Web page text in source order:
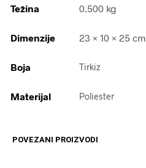
Težina 0.500 kg
Dimenzije 23 × 10 × 25 cm
Boja Tirkiz
Materijal Poliester
POVEZANI PROIZVODI